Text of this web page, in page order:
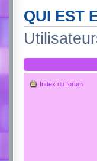
QUI EST
Index du forum